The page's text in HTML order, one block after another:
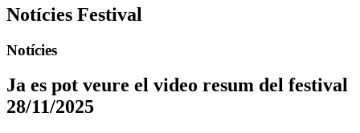
Notícies Festival
Notícies
Ja es pot veure el video resum del festival
28/11/2025